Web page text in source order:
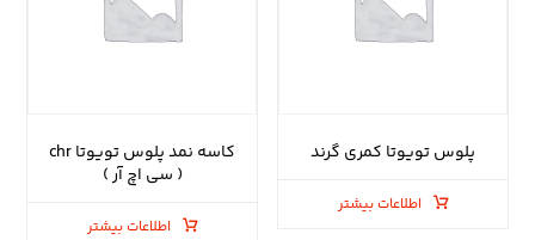
پلوس تویوتا کمری گرند
اطلاعات بیشتر
کاسه نمد پلوس تویوتا chr
( سی اچ آر )
اطلاعات بیشتر